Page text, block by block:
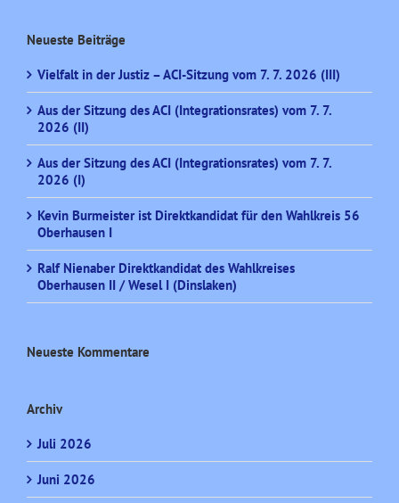
Neueste Beiträge
Vielfalt in der Justiz – ACI-Sitzung vom 7. 7. 2026 (III)
Aus der Sitzung des ACI (Integrationsrates) vom 7. 7.
2026 (II)
Aus der Sitzung des ACI (Integrationsrates) vom 7. 7.
2026 (I)
Kevin Burmeister ist Direktkandidat für den Wahlkreis 56
Oberhausen I
Ralf Nienaber Direktkandidat des Wahlkreises
Oberhausen II / Wesel I (Dinslaken)
Neueste Kommentare
Archiv
Juli 2026
Juni 2026